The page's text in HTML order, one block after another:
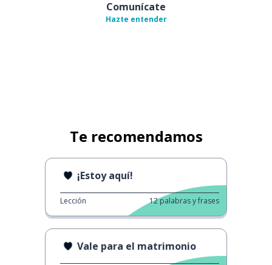
Comunícate
Hazte entender
Te recomendamos
¡Estoy aquí!
Lección 12palabras y frases
Vale para el matrimonio